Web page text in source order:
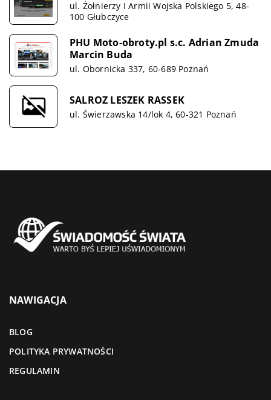
ul. Żołnierzy I Armii Wojska Polskiego 5, 48-
100 Głubczyce
PHU Moto-obroty.pl s.c. Adrian Zmuda
Marcin Buda
ul. Obornicka 337, 60-689 Poznań
SALROZ LESZEK RASSEK
ul. Świerzawska 14/lok 4, 60-321 Poznań
NAWIGACJA
BLOG
POLITYKA PRYWATNOŚCI
REGULAMIN